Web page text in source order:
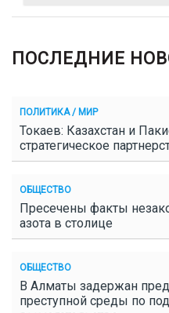
ПОСЛЕДНИЕ
ПОЛИТИКА / МИР
Токаев: Казахстан и
стратегическое
ОБЩЕСТВО
Пресечены факты
азота в столице
ОБЩЕСТВО
В Алматы задержан
преступной среды по